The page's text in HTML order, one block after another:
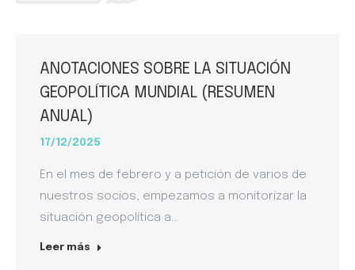
ANOTACIONES SOBRE LA SITUACIÓN
GEOPOLÍTICA MUNDIAL (RESUMEN
ANUAL)
17/12/2025
En el mes de febrero y a petición de varios de
nuestros socios, empezamos a monitorizar la
situación geopolítica a…
Leer más